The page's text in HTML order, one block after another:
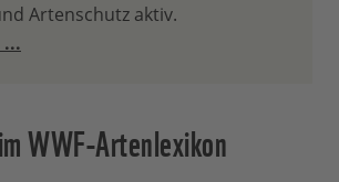
Artenschutz aktiv.
WWF-Artenlexikon